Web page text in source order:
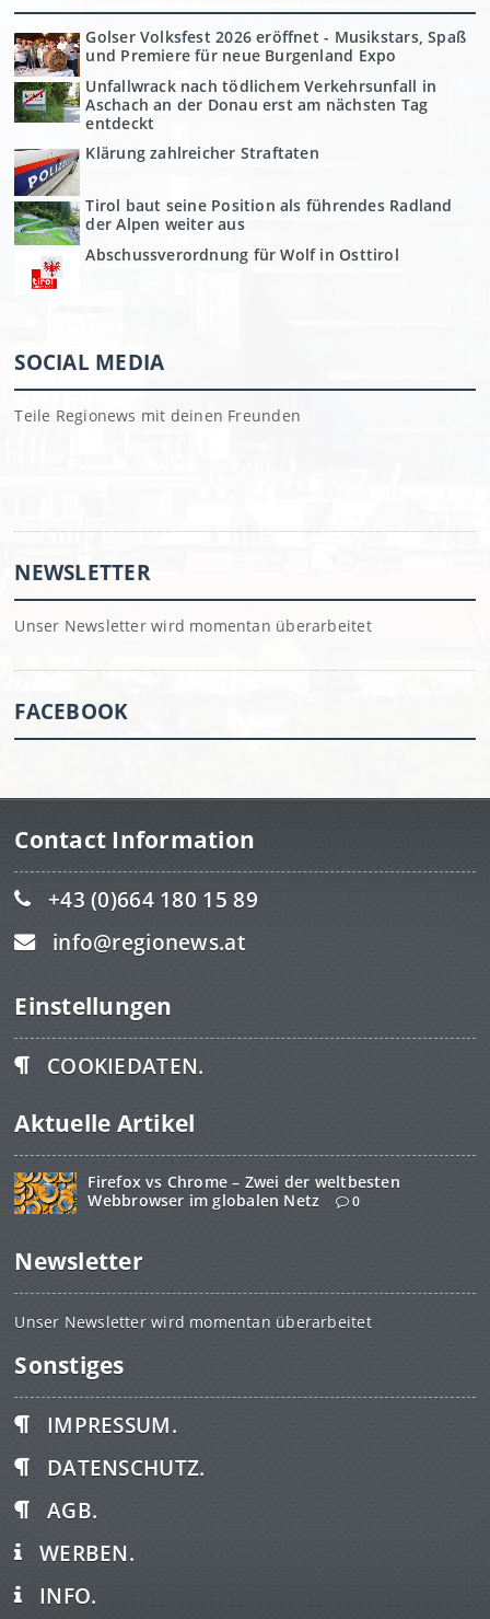
Golser Volksfest 2026 eröffnet - Musikstars, Spaß
und Premiere für neue Burgenland Expo
Unfallwrack nach tödlichem Verkehrsunfall in
Aschach an der Donau erst am nächsten Tag
entdeckt
Klärung zahlreicher Straftaten
Tirol baut seine Position als führendes Radland
der Alpen weiter aus
Abschussverordnung für Wolf in Osttirol
SOCIAL MEDIA
Teile Regionews mit deinen Freunden
NEWSLETTER
Unser Newsletter wird momentan überarbeitet
FACEBOOK
Contact Information
+43 (0)664 180 15 89
info@regionews.at
Einstellungen
COOKIEDATEN.
Aktuelle Artikel
Firefox vs Chrome – Zwei der weltbesten
Webbrowser im globalen Netz
0
Newsletter
Unser Newsletter wird momentan überarbeitet
Sonstiges
IMPRESSUM.
DATENSCHUTZ.
AGB.
WERBEN.
INFO.